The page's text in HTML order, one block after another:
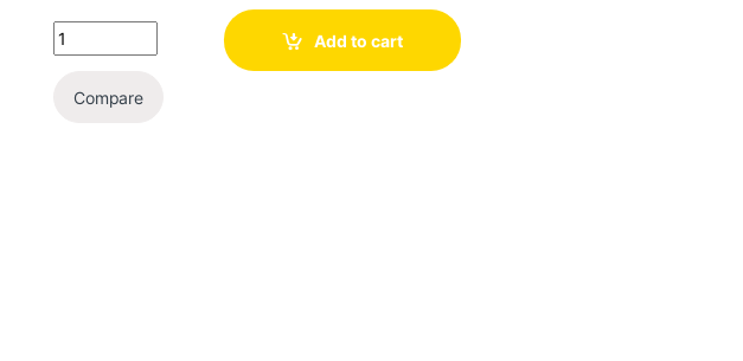
Add to cart
Compare